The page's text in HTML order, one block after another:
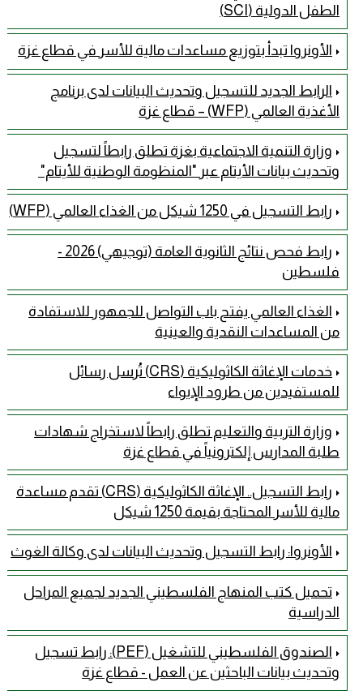
الطفل الدولية (SCI)
الأونروا تبدأ بتوزيع مساعدات مالية للأسر في قطاع غزة
الرابط الجديد للتسجيل وتحديث البيانات لدى برنامج
الأغذية العالمي (WFP) – قطاع غزة
وزارة التنمية الاجتماعية بغزة تطلق رابطاً لتسجيل
وتحديث بيانات الأيتام عبر "المنظومة الوطنية للأيتام" ​
رابط التسجيل في 1250 شيكل من الغذاء العالمي (WFP)
رابط فحص نتائج الثانوية العامة (توجيهي) 2026 -
فلسطين
الغذاء العالمي يفتح باب التواصل للجمهور للاستفادة
من المساعدات النقدية والعينية
خدمات الإغاثة الكاثوليكية (CRS) تُرسل رسائل
للمستفيدين من طرود الإيواء
وزارة التربية والتعليم تطلق رابطاً لاستخراج شهادات
طلبة المدارس إلكترونياً في قطاع غزة
رابط التسجيل.. الإغاثة الكاثوليكية (CRS) تقدم مساعدة
مالية للأسر المحتاجة بقيمة 1250 شيكل
الأونروا: رابط التسجيل وتحديث البيانات لدى وكالة الغوث
تحميل كتب المنهاج الفلسطيني الجديد لجميع المراحل
الدراسية
الصندوق الفلسطيني للتشغيل (PEF): رابط تسجيل
وتحديث بيانات الباحثين عن العمل - قطاع غزة